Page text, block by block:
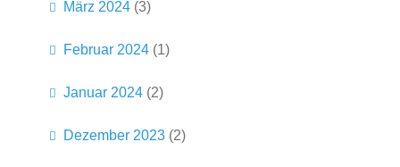
März 2024 (3)
Februar 2024 (1)
Januar 2024 (2)
Dezember 2023 (2)